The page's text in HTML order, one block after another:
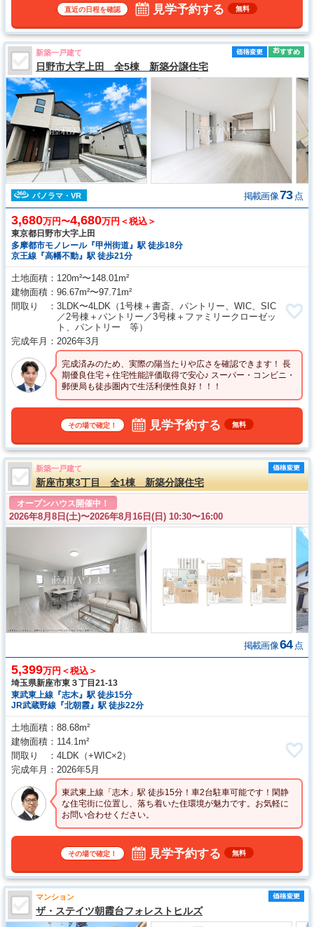
補強・和室→洋室・キッチン・洗面化粧台・トイレ・クロスなど
直近の日程を確認 見学予約する 無料
新築一戸建て
日野市大字上田 全5棟 新築分譲住宅
パノラマ・VR 掲載画像73 点
3,680万円〜4,680万円＜税込＞
東京都日野市大字上田
多摩都市モノレール『甲州街道』駅 徒歩18分
京王線『高幡不動』駅 徒歩21分
土地面積
120m²〜148.01m²
建物面積
96.67m²〜97.71m²
間取り
3LDK〜4LDK （1号棟＋書斎、パントリー、WIC、SIC
／2号棟＋パントリー／3号棟＋ファミリークローゼッ
ト、パントリー 等）
完成年月
2026年3月
完成済みのため、実際の陽当たりや広さを確認できます！ 長
期優良住宅＋住宅性能評価取得で安心♪ スーパー・コンビニ・
郵便局も徒歩圏内で生活利便性良好！！！
その場で確定！ 見学予約する 無料
新築一戸建て
新座市東3丁目 全1棟 新築分譲住宅
オープンハウス開催中！
2026年8月8日(土)〜2026年8月16日(日) 10:30〜16:00
掲載画像64 点
5,399万円＜税込＞
埼玉県新座市東３丁目21-13
東武東上線『志木』駅 徒歩15分
JR武蔵野線『北朝霞』駅 徒歩22分
土地面積
88.68m²
建物面積
114.1m²
間取り
4LDK （+WIC×2）
完成年月
2026年5月
東武東上線「志木」駅 徒歩15分！車2台駐車可能です！閑静
な住宅街に位置し、落ち着いた住環境が魅力です。お気軽に
お問い合わせください。
その場で確定！ 見学予約する 無料
マンション
ザ・ステイツ朝霞台フォレストヒルズ